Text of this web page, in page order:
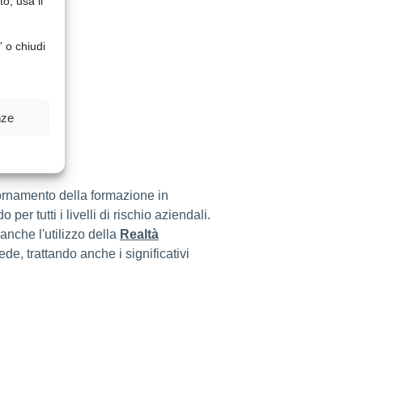
o chiudi
della formazione in
per tutti i livelli di rischio aziendali.
l'utilizzo della Realtà
trattando anche i significativi